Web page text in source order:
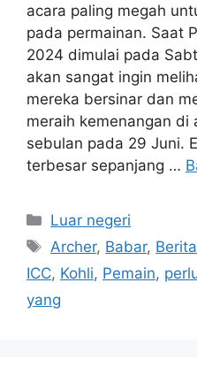
acara paling megah
pada permainan. Saat
2024 dimulai pada
akan sangat ingin
mereka bersinar dan
meraih kemenangan di
sebulan pada 29 Juni.
terbesar sepanjang …
Kategori
Luar negeri
Tag
Archer, Babar, Berita
ICC, Kohli, Pemain,
yang